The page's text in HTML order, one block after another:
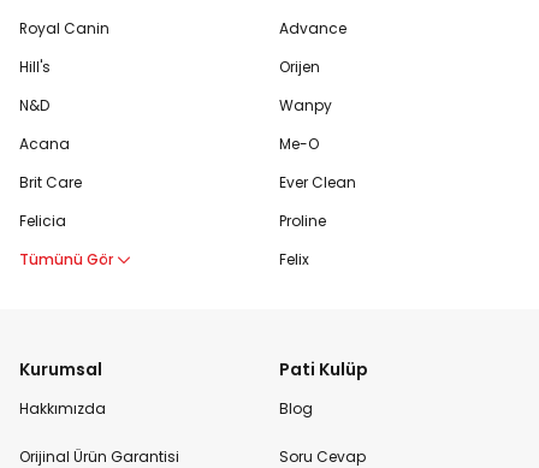
Royal Canin
Hill's
N&D
Acana
Brit Care
Felicia
Tümünü Gör
Advance
Orijen
Wanpy
Me-O
Ever Clean
Proline
Felix
Kurumsal
Hakkımızda
Orijinal Ürün Garantisi
Pati Kulüp
Blog
Soru Cevap